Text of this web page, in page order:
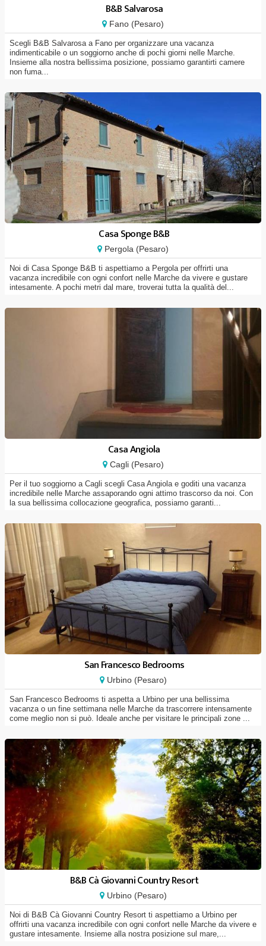
B&B Salvarosa
Fano (Pesaro)
Scegli B&B Salvarosa a Fano per organizzare una vacanza
indimenticabile o un soggiorno anche di pochi giorni nelle Marche.
Insieme alla nostra bellissima posizione, possiamo garantirti camere
non fuma...
Casa Sponge B&B
Pergola (Pesaro)
Noi di Casa Sponge B&B ti aspettiamo a Pergola per offrirti una
vacanza incredibile con ogni confort nelle Marche da vivere e gustare
intesamente. A pochi metri dal mare, troverai tutta la qualità del...
Casa Angiola
Cagli (Pesaro)
Per il tuo soggiorno a Cagli scegli Casa Angiola e goditi una vacanza
incredibile nelle Marche assaporando ogni attimo trascorso da noi. Con
la sua bellissima collocazione geografica, possiamo garanti...
San Francesco Bedrooms
Urbino (Pesaro)
San Francesco Bedrooms ti aspetta a Urbino per una bellissima
vacanza o un fine settimana nelle Marche da trascorrere intensamente
come meglio non si può. Ideale anche per visitare le principali zone ...
B&B Cà Giovanni Country Resort
Urbino (Pesaro)
Noi di B&B Cà Giovanni Country Resort ti aspettiamo a Urbino per
offrirti una vacanza incredibile con ogni confort nelle Marche da vivere e
gustare intesamente. Insieme alla nostra posizione sul mare,...